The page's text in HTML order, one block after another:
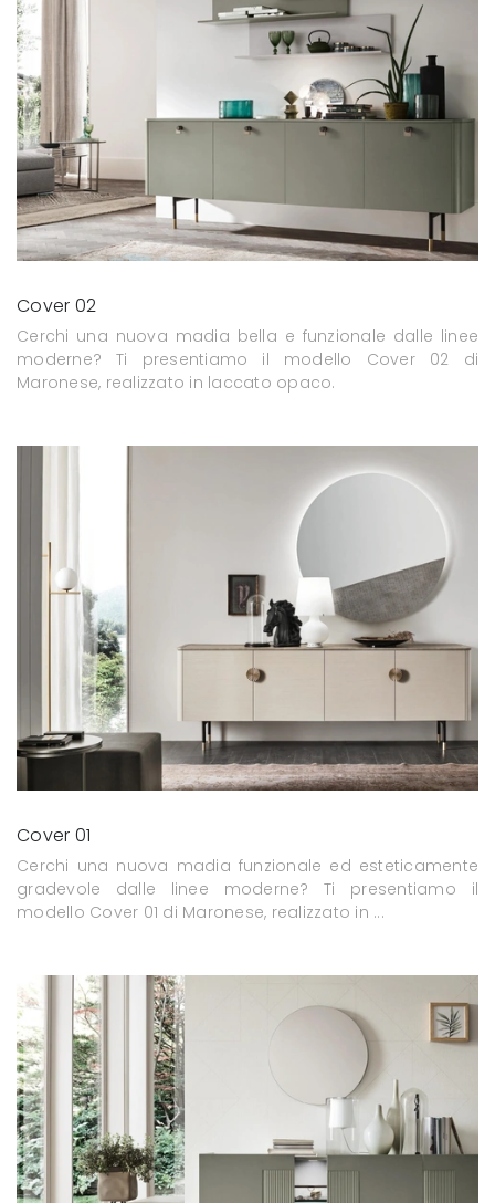
Cover 02
Cerchi una nuova madia bella e funzionale dalle linee
moderne? Ti presentiamo il modello Cover 02 di
Maronese, realizzato in laccato opaco.
Cover 01
Cerchi una nuova madia funzionale ed esteticamente
gradevole dalle linee moderne? Ti presentiamo il
modello Cover 01 di Maronese, realizzato in ...